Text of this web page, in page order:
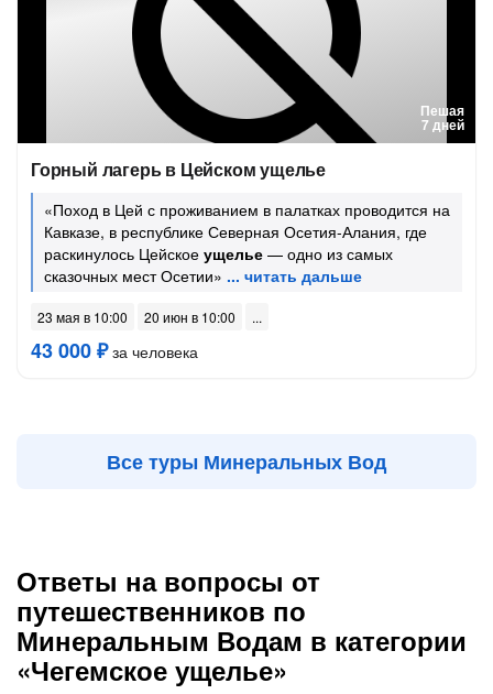
Пешая
7 дней
Горный лагерь в Цейском ущелье
«Поход в Цей с проживанием в палатках проводится на
Кавказе, в республике Северная Осетия-Алания, где
раскинулось Цейское ущелье — одно из самых
сказочных мест Осетии»
23 мая в 10:00 20 июн в 10:00
43 000 ₽за человека
Все туры Минеральных Вод
Ответы на вопросы от
путешественников по
Минеральным Водам в категории
«Чегемское ущелье»